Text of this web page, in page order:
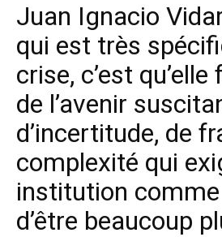
VOX
Juan Ignacio
qui est très
crise, c’est
de l’avenir
d’incertitude, de
complexité qui
institution
d’être beaucoup